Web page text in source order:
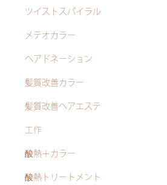
ツイストスパイラル
メテオカラー
ヘアドネーション
髪質改善カラー
髪質改善ヘアエステ
工作
酸熱＋カラー
酸熱トリートメント